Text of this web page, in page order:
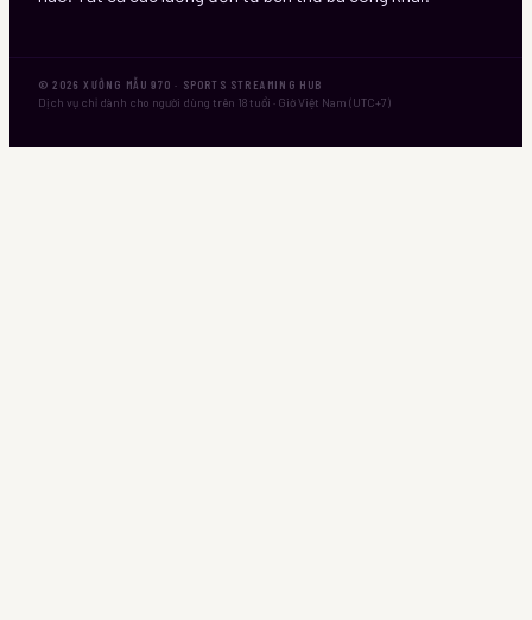
©2026 XƯỞNG MẪU 970 · SPORTS STREAMING HUB
Dịch vụ chỉ dành cho người dùng trên 18 tuổi · Giờ Việt Nam (UTC+7)